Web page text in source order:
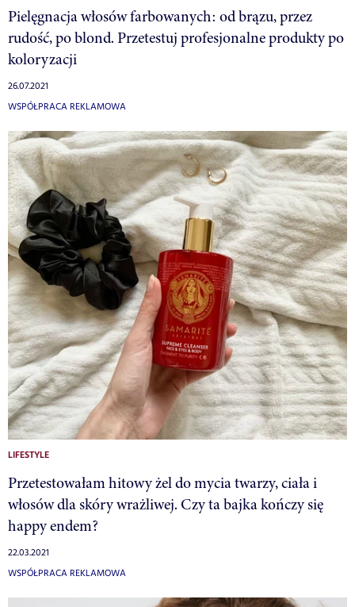
Pielęgnacja włosów farbowanych: od brązu, przez
rudość, po blond. Przetestuj profesjonalne produkty po
koloryzacji
26.07.2021
WSPÓŁPRACA REKLAMOWA
LIFESTYLE
Przetestowałam hitowy żel do mycia twarzy, ciała i
włosów dla skóry wrażliwej. Czy ta bajka kończy się
happy endem?
22.03.2021
WSPÓŁPRACA REKLAMOWA